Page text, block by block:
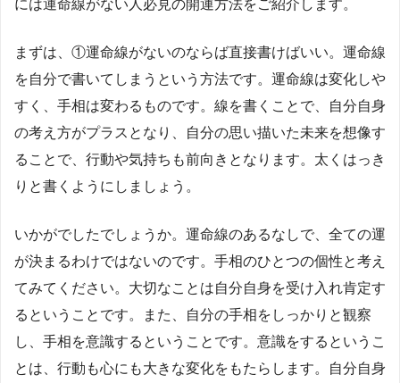
には運命線がない人必見の開運方法をご紹介します。
まずは、①運命線がないのならば直接書けばいい。運命線
を自分で書いてしまうという方法です。運命線は変化しや
すく、手相は変わるものです。線を書くことで、自分自身
の考え方がプラスとなり、自分の思い描いた未来を想像す
ることで、行動や気持ちも前向きとなります。太くはっき
りと書くようにしましょう。
いかがでしたでしょうか。運命線のあるなしで、全ての運
が決まるわけではないのです。手相のひとつの個性と考え
てみてください。大切なことは自分自身を受け入れ肯定す
るということです。また、自分の手相をしっかりと観察
し、手相を意識するということです。意識をするというこ
とは、行動も心にも大きな変化をもたらします。自分自身